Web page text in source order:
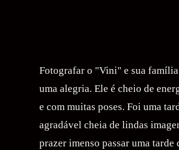
Fotografar o "Vini" e sua família
uma alegria. Ele é cheio de
e com muitas poses. Foi uma
agradável cheia de lindas
prazer imenso passar uma tarde